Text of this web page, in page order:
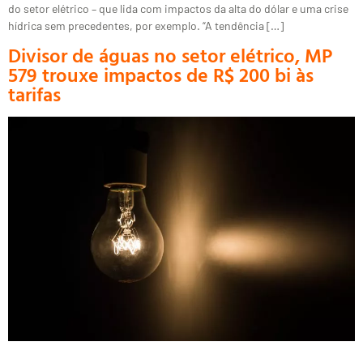
do setor elétrico – que lida com impactos da alta do dólar e uma crise
hídrica sem precedentes, por exemplo. “A tendência […]
Divisor de águas no setor elétrico, MP
579 trouxe impactos de R$ 200 bi às
tarifas